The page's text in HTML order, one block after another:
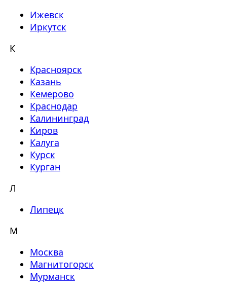
Ижевск
Иркутск
К
Красноярск
Казань
Кемерово
Краснодар
Калининград
Киров
Калуга
Курск
Курган
Л
Липецк
М
Москва
Магнитогорск
Мурманск